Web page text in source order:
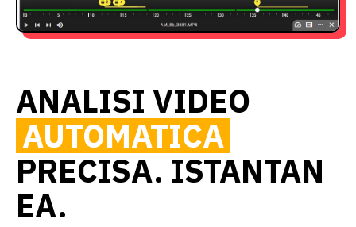
ANALISI VIDEO
AUTOMATICA
PRECISA. ISTANTAN
EA.